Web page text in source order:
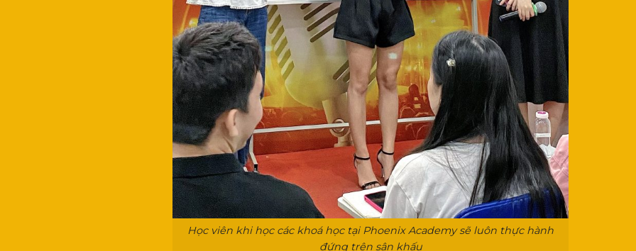
Học viên khi học các khoá học tại Phoenix Academy sẽ luôn thực hành
đứng trên sân khấu